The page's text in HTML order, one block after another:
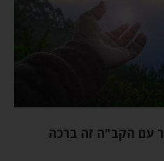
עם הקב"ה זה ברכה